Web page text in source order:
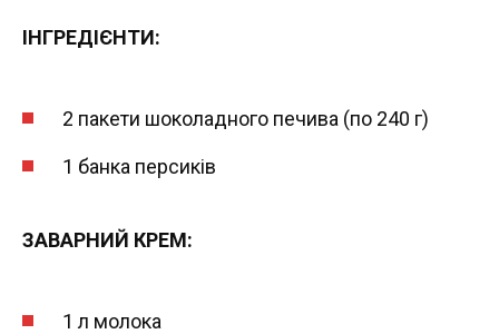
ІНГРЕДІЄНТИ:
2 пакети шоколадного печива (по 240 г)
1 банка персиків
ЗАВАРНИЙ КРЕМ:
1 л молока